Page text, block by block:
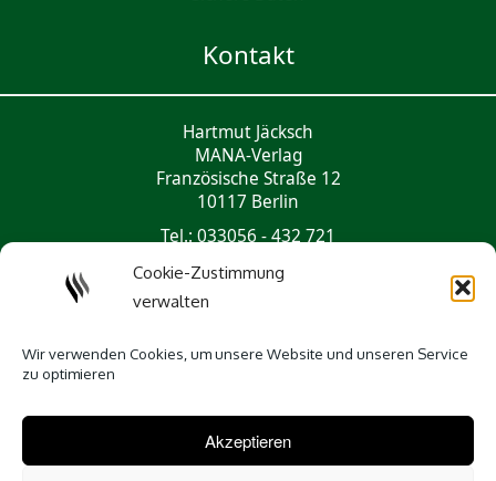
Cookie-Zustimmung
verwalten
Wir verwenden Cookies, um unsere Website und unseren Service
zu optimieren
Akzeptieren
Kontakt
Hartmut Jäcksch
MANA-Verlag
Französische Straße 12
10117 Berlin
Tel.: 033056 - 432 721
Social Media